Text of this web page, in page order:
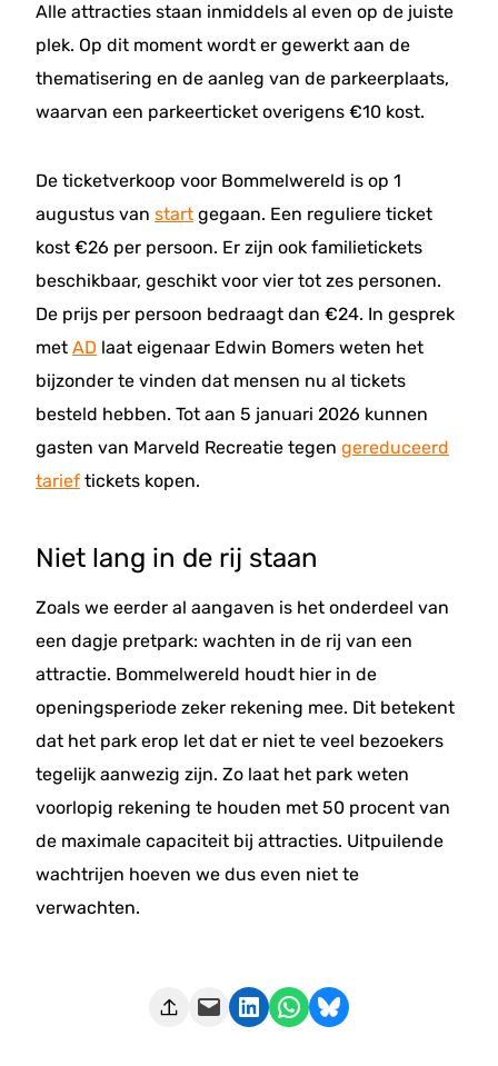
Alle attracties staan inmiddels al even op de juiste
plek. Op dit moment wordt er gewerkt aan de
thematisering en de aanleg van de parkeerplaats,
waarvan een parkeerticket overigens €10 kost.
De ticketverkoop voor Bommelwereld is op 1
augustus van start gegaan. Een reguliere ticket
kost €26 per persoon. Er zijn ook familietickets
beschikbaar, geschikt voor vier tot zes personen.
De prijs per persoon bedraagt dan €24. In gesprek
met AD laat eigenaar Edwin Bomers weten het
bijzonder te vinden dat mensen nu al tickets
besteld hebben. Tot aan 5 januari 2026 kunnen
gasten van Marveld Recreatie tegen gereduceerd
tarief tickets kopen.
Niet lang in de rij staan
Zoals we eerder al aangaven is het onderdeel van
een dagje pretpark: wachten in de rij van een
attractie. Bommelwereld houdt hier in de
openingsperiode zeker rekening mee. Dit betekent
dat het park erop let dat er niet te veel bezoekers
tegelijk aanwezig zijn. Zo laat het park weten
voorlopig rekening te houden met 50 procent van
de maximale capaciteit bij attracties. Uitpuilende
wachtrijen hoeven we dus even niet te
verwachten.
Deze pagina e-mailen Delen op LinkedIn Delen via WhatsApp Share on Bluesky